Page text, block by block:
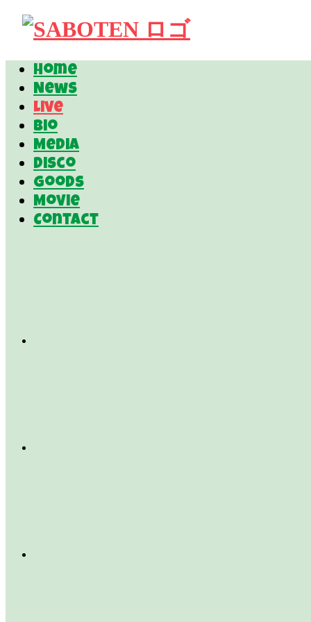
Home
News
Live
Bio
Media
Disco
Goods
Movie
Contact